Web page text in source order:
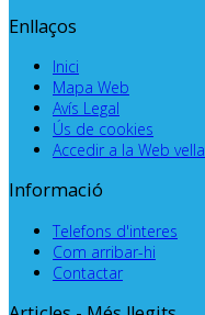
Enllaços
Inici
Mapa Web
Avís Legal
Ús de cookies
Accedir a la Web vella
Informació
Telefons d'interes
Com arribar-hi
Contactar